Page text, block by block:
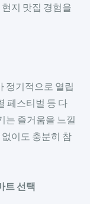
지 맛집 경험을
정기적으로 열립
페스티벌 등 다
는 즐거움을 느낄
이도 충분히 참
트 선택